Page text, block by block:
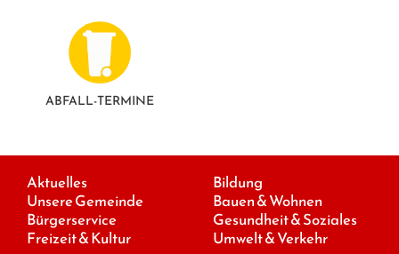
ABFALL-TERMINE
Aktuelles
Unsere Gemeinde
Bürgerservice
Freizeit & Kultur
Bildung
Bauen & Wohnen
Gesundheit & Soziales
Umwelt & Verkehr